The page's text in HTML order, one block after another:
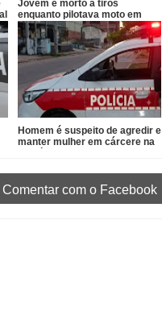
Jovem é morto a tiros
enquanto pilotava moto em
João Pessoa
Homem é suspeito de agredir e
manter mulher em cárcere na
Comentar com o Facebook